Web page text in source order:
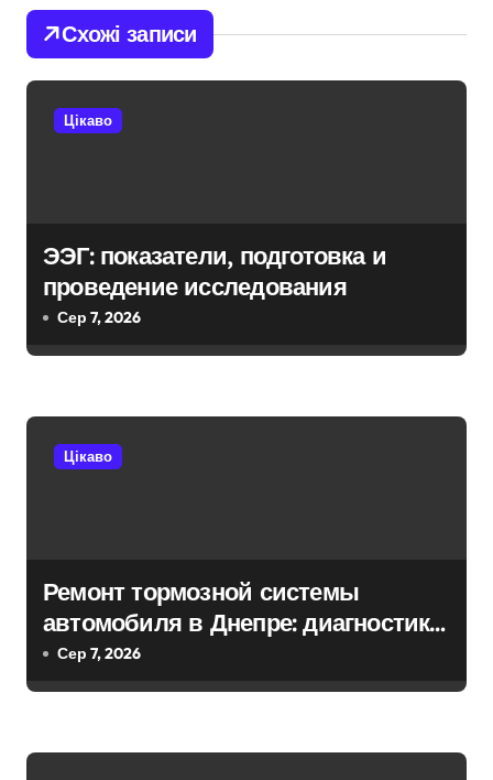
г
а
п
с
Схожі записи
Цікаво
ЭЭГ: показатели, подготовка и
проведение исследования
Сер 7, 2026
Цікаво
Ремонт тормозной системы
автомобиля в Днепре: диагностика,
обслуживание и замена деталей
Сер 7, 2026